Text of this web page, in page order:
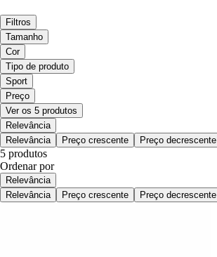
Filtros
Tamanho
Cor
Tipo de produto
Sport
Preço
Ver os 5 produtos
Relevância
Relevância
Preço crescente Preço decrescente
5 produtos
Ordenar por
Relevância
Relevância
Preço crescente Preço decrescente